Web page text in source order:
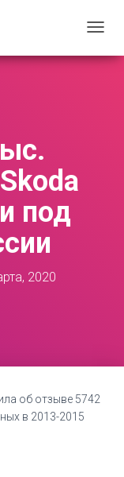
Е
под
2020
об отзыве 5742
в 2013-2015